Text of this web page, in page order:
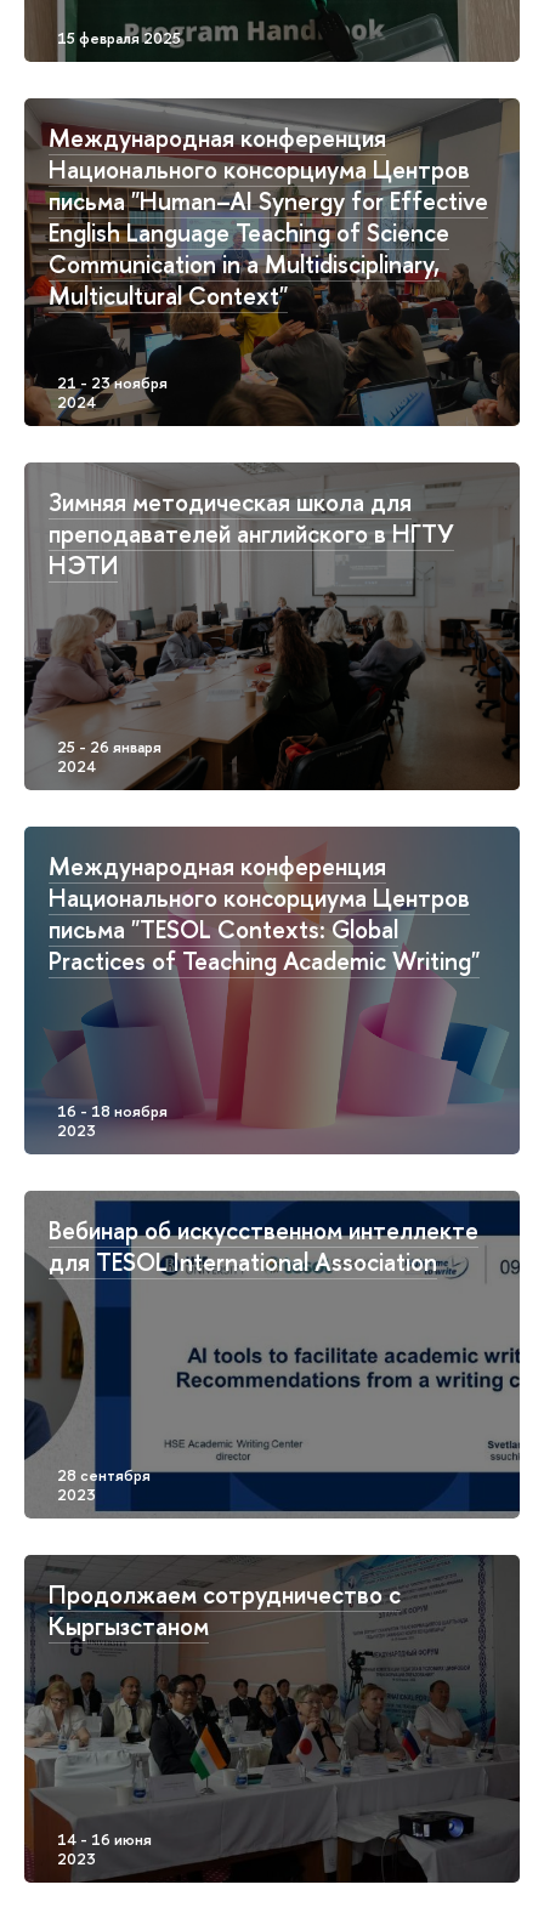
Международная конференция
Национального консорциума Центров
письма "Human–AI Synergy for Effective
English Language Teaching of Science
Communication in a Multidisciplinary,
Multicultural Context"
Зимняя методическая школа для
преподавателей английского в НГТУ
НЭТИ
Международная конференция
Национального консорциума Центров
письма "TESOL Contexts: Global
Practices of Teaching Academic Writing"
Вебинар об искусственном интеллекте
для TESOL International Association
Продолжаем сотрудничество с
Кыргызстаном